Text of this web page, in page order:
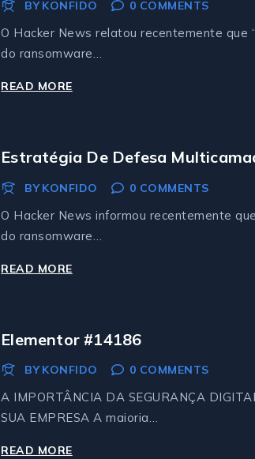
Ransomware
BY KONFIDO 0 COMMENTS
O Hacker News relatou recentemente que
do ransomware…
READ MORE
DEFESA
MULTICAMADAS
Estratégia De Defesa
Contra Ransomware
BY KONFIDO 0 COMMENTS
O Hacker News informou recentemente
do ransomware…
READ MORE
RANSOMWARE
Elementor #14186
BY KONFIDO 0 COMMENTS
A IMPORTÂNCIA DA SEGURANÇA
SUA EMPRESA A maioria…
READ MORE